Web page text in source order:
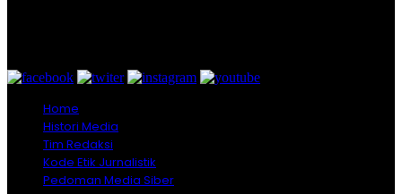
Home
Histori Media
Tim Redaksi
Kode Etik Jurnalistik
Pedoman Media Siber